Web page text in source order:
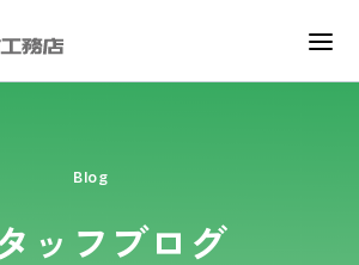
Blog
ッフブログ